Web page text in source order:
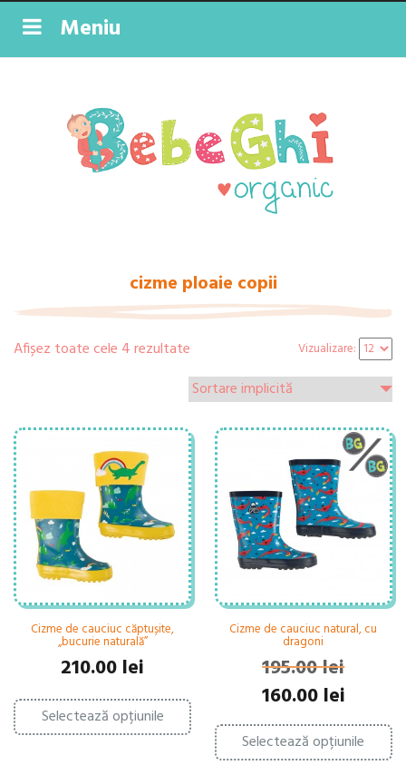
Meniu
cizme ploaie copii
Afișez toate cele 4 rezultate Vizualizare:
Cizme de cauciuc căptușite,
„bucurie naturală”
210.00 lei
Selectează opțiunile
Acest
produs
are
multe
Cizme de cauciuc natural, cu
dragoni
195.00lei
Prețul
inițial
a
fost:
195.00 lei.
160.00 leiPrețul
curent
este:
160.00 lei.
Selectează opțiunile